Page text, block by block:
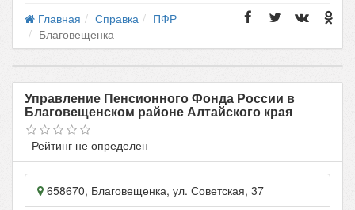
Главная Справка
ПФР
Благовещенка
Управление Пенсионного Фонда России в
Благовещенском районе Алтайского края
- Рейтинг не определен
658670, Благовещенка, ул. Советская, 37